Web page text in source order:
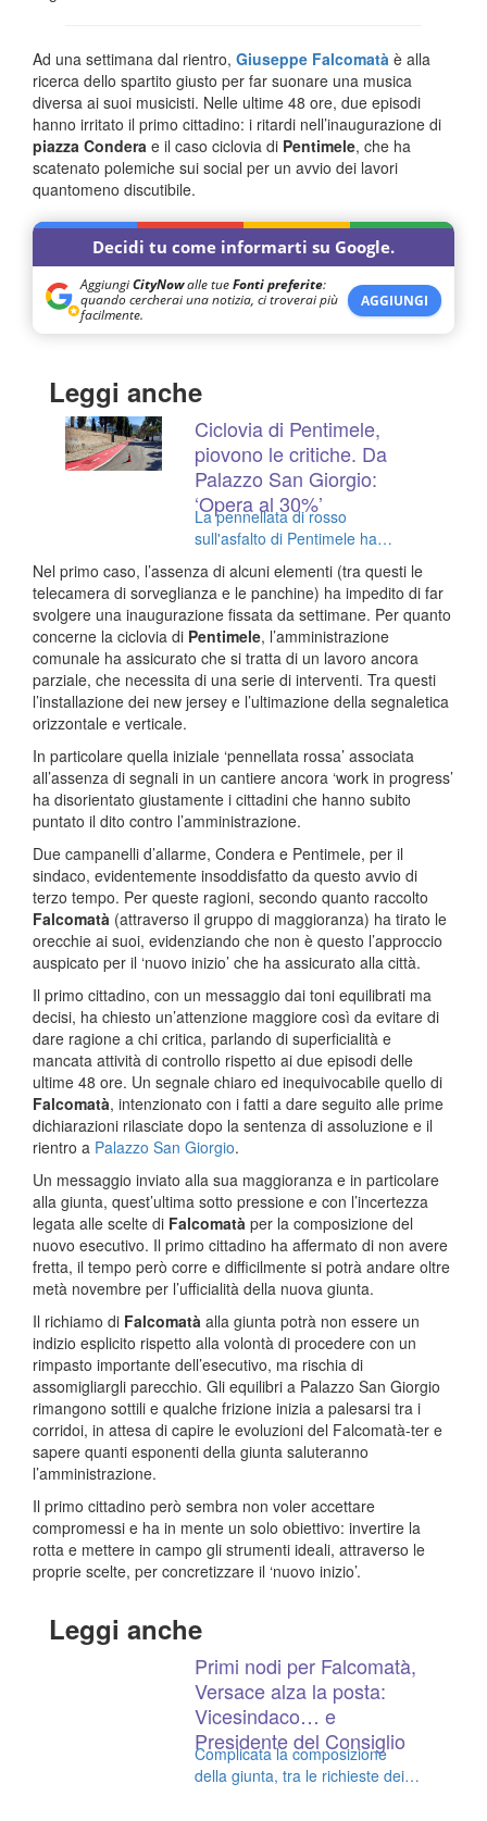
Ad una settimana dal rientro, Giuseppe Falcomatà è alla
ricerca dello spartito giusto per far suonare una musica
diversa ai suoi musicisti. Nelle ultime 48 ore, due episodi
hanno irritato il primo cittadino: i ritardi nell’inaugurazione di
piazza Condera e il caso ciclovia di Pentimele, che ha
scatenato polemiche sui social per un avvio dei lavori
quantomeno discutibile.
Decidi tu come informarti su Google.
AggiungiCityNowalle tueFonti preferite:
quando cercherai una notizia, ci troverai più
facilmente.
AGGIUNGI
Leggi anche
Ciclovia di Pentimele,
piovono le critiche. Da
Palazzo San Giorgio:
‘Opera al 30%’
La pennellata di rosso
sull'asfalto di Pentimele ha
scatenato i reggini tra prese in
giro e meme. I chiarimenti del
Comune
Nel primo caso, l’assenza di alcuni elementi (tra questi le
telecamera di sorveglianza e le panchine) ha impedito di far
svolgere una inaugurazione fissata da settimane. Per quanto
concerne la ciclovia di Pentimele, l’amministrazione
comunale ha assicurato che si tratta di un lavoro ancora
parziale, che necessita di una serie di interventi. Tra questi
l’installazione dei new jersey e l’ultimazione della segnaletica
orizzontale e verticale.
In particolare quella iniziale ‘pennellata rossa’ associata
all’assenza di segnali in un cantiere ancora ‘work in progress’
ha disorientato giustamente i cittadini che hanno subito
puntato il dito contro l’amministrazione.
Due campanelli d’allarme, Condera e Pentimele, per il
sindaco, evidentemente insoddisfatto da questo avvio di
terzo tempo. Per queste ragioni, secondo quanto raccolto
Falcomatà (attraverso il gruppo di maggioranza) ha tirato le
orecchie ai suoi, evidenziando che non è questo l’approccio
auspicato per il ‘nuovo inizio’ che ha assicurato alla città.
Il primo cittadino, con un messaggio dai toni equilibrati ma
decisi, ha chiesto un’attenzione maggiore così da evitare di
dare ragione a chi critica, parlando di superficialità e
mancata attività di controllo rispetto ai due episodi delle
ultime 48 ore. Un segnale chiaro ed inequivocabile quello di
Falcomatà, intenzionato con i fatti a dare seguito alle prime
dichiarazioni rilasciate dopo la sentenza di assoluzione e il
rientro a Palazzo San Giorgio.
Un messaggio inviato alla sua maggioranza e in particolare
alla giunta, quest’ultima sotto pressione e con l’incertezza
legata alle scelte di Falcomatà per la composizione del
nuovo esecutivo. Il primo cittadino ha affermato di non avere
fretta, il tempo però corre e difficilmente si potrà andare oltre
metà novembre per l’ufficialità della nuova giunta.
Il richiamo di Falcomatà alla giunta potrà non essere un
indizio esplicito rispetto alla volontà di procedere con un
rimpasto importante dell’esecutivo, ma rischia di
assomigliargli parecchio. Gli equilibri a Palazzo San Giorgio
rimangono sottili e qualche frizione inizia a palesarsi tra i
corridoi, in attesa di capire le evoluzioni del Falcomatà-ter e
sapere quanti esponenti della giunta saluteranno
l’amministrazione.
Il primo cittadino però sembra non voler accettare
compromessi e ha in mente un solo obiettivo: invertire la
rotta e mettere in campo gli strumenti ideali, attraverso le
proprie scelte, per concretizzare il ‘nuovo inizio’.
Leggi anche
Primi nodi per Falcomatà,
Versace alza la posta:
Vicesindaco… e
Presidente del Consiglio
Complicata la composizione
della giunta, tra le richieste dei